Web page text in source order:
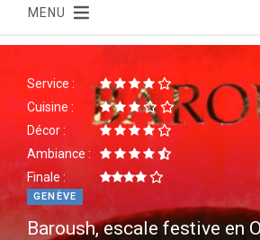
MENU
Service :
Cuisine :
Décor :
Ambiance :
Finale :
GENÈVE
Baroush, escale festive en